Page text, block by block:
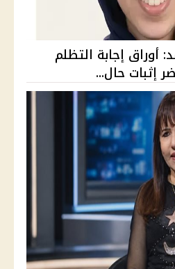
محمد: أوراق إجابة التظلم
إثبات حال...